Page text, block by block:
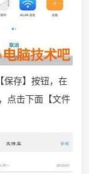
保存】按钮，在
点击下面【文件